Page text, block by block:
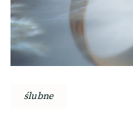
ślubne